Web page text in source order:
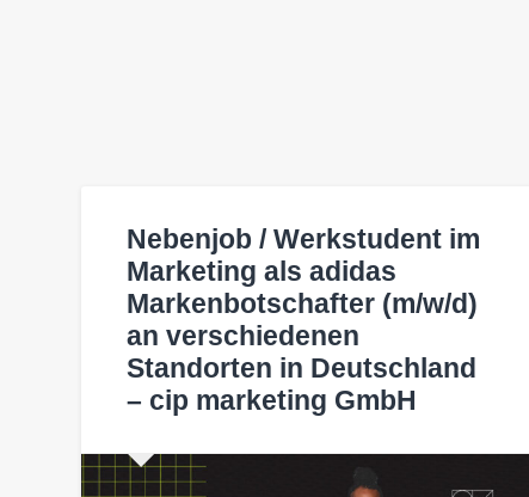
Nebenjob / Werkstudent im
Marketing als adidas
Markenbotschafter (m/w/d)
an verschiedenen
Standorten in Deutschland
– cip marketing GmbH